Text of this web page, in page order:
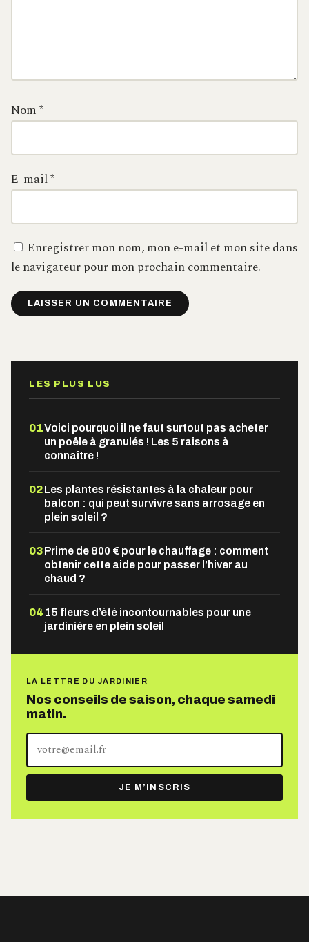
Nom*
E-mail*
Enregistrer mon nom, mon e-mail et mon site dans
le navigateur pour mon prochain commentaire.
LES PLUS LUS
01Voici pourquoi il ne faut surtout pas acheter
un poêle à granulés ! Les 5 raisons à
connaître !
02Les plantes résistantes à la chaleur pour
balcon : qui peut survivre sans arrosage en
plein soleil ?
03Prime de 800 € pour le chauffage : comment
obtenir cette aide pour passer l’hiver au
chaud ?
04 15 fleurs d’été incontournables pour une
jardinière en plein soleil
LA LETTRE DU JARDINIER
Nos conseils de saison, chaque samedi
matin.
Votre
adresse
e-
mail
JE M’INSCRIS